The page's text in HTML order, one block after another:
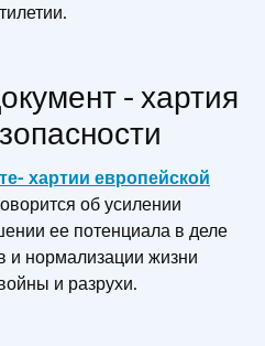
- хартия
хартии европейской
об усилении
ее потенциала в деле
и нормализации жизни
и разрухи.